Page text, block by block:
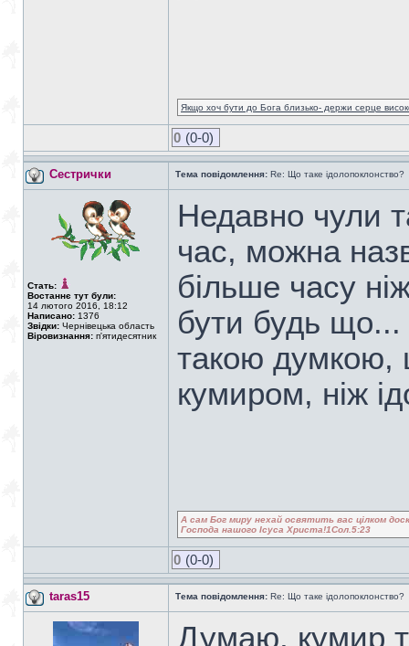
Якщо хоч бути до Бога близько- держи серце
0 (0-0)
Сестрички Тема повідомлення: Re: Що таке ідолопоклонство?
Стать:
Востаннє тут були:
14 лютого 2016, 18:12
Написано: 1376
Звідки: Чернівецька область
Віровизнання: п'ятидесятник
Недавно чули
час, можна
більше часу
бути будь що...
такою думкою,
кумиром, ніж
А сам Бог миру нехай освятить вас цілком
Господа нашого Ісуса Христа!1Сол.5:23
0 (0-0)
taras15 Тема повідомлення: Re: Що таке ідолопоклонство?
Думаю, кумир